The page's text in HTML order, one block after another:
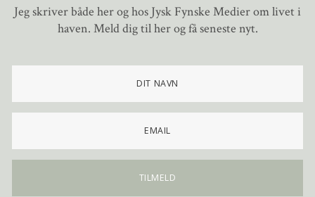
Jeg skriver både her og hos Jysk Fynske Medier om livet i
haven. Meld dig til her og få seneste nyt.